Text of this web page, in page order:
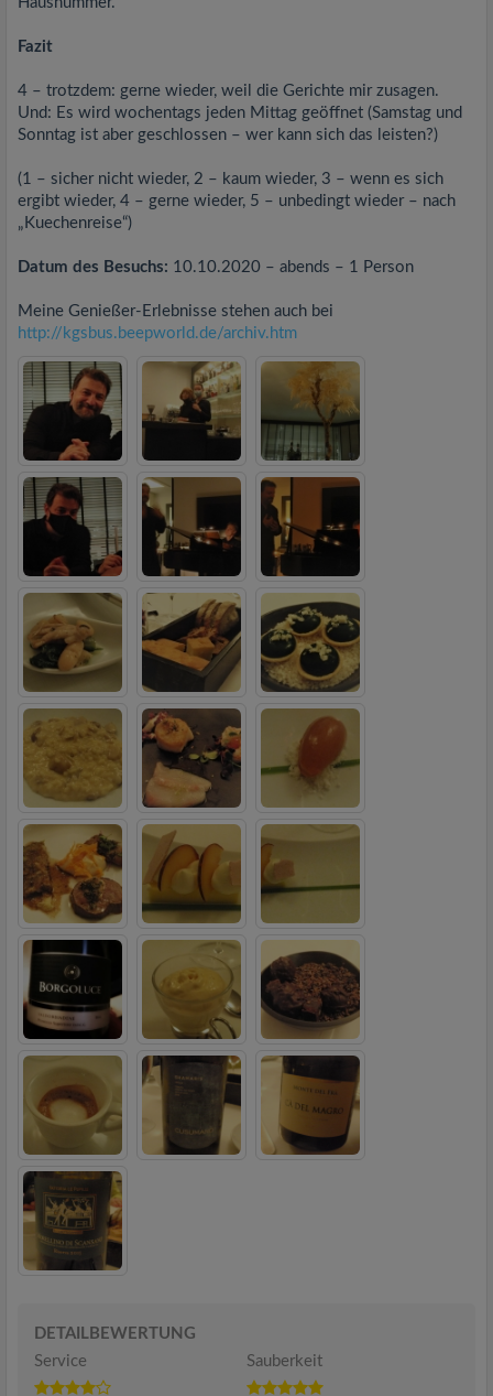
Fazit
4 – trotzdem: gerne wieder, weil die Gerichte mir zusagen.
Und: Es wird wochentags jeden Mittag geöffnet (Samstag und
Sonntag ist aber geschlossen – wer kann sich das leisten?)
(1 – sicher nicht wieder, 2 – kaum wieder, 3 – wenn es sich
ergibt wieder, 4 – gerne wieder, 5 – unbedingt wieder – nach
„Kuechenreise“)
Datum des Besuchs: 10.10.2020 – abends – 1 Person
Meine Genießer-Erlebnisse stehen auch bei
http://kgsbus.beepworld.de/archiv.htm
DETAILBEWERTUNG
Service
Sauberkeit